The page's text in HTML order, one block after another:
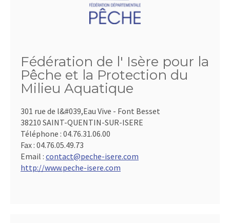
Fédération de l' Isère pour la
Pêche et la Protection du
Milieu Aquatique
301 rue de l&#039,Eau Vive - Font Besset
38210 SAINT-QUENTIN-SUR-ISERE
Téléphone : 04.76.31.06.00
Fax : 04.76.05.49.73
Email : contact@peche-isere.com
http://www.peche-isere.com